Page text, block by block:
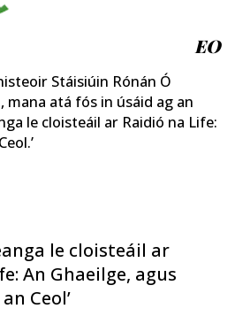
EO
Stáisiúin Rónán Ó
mana atá fós in úsáid ag an
le cloisteáil ar Raidió na Life:
le cloisteáil ar
An Ghaeilge, agus
an Ceol’